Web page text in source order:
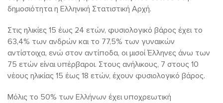
δημοσιότητα η Ελληνική Στατιστική Αρχή.
Στις ηλικίες 15 έως 24 ετών, φυσιολογικό βάρος έχει το
63,4% των ανδρών και το 77,5% των γυναικών
αντίστοιχα, ενώ στον αντίποδα, οι μισοί Έλληνες άνω των
75 ετών είναι υπέρβαροι. Στους ανήλικους, 7 στους 10
νέους ηλικίας 15 έως 18 ετών, έχουν φυσιολογικό βάρος.
Μόλις το 50% των Ελλήνων έχει υποχρεωτική